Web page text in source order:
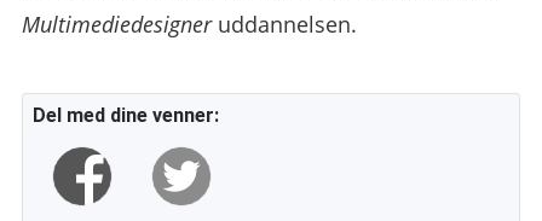
Multimediedesigneruddannelsen.
Del med dine venner: